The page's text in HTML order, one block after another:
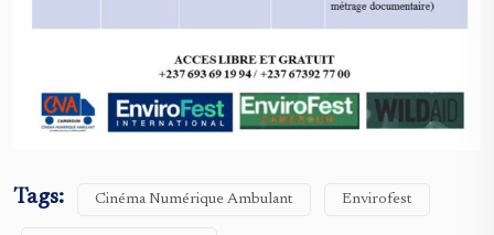
Tags: Cinéma Numérique Ambulant Envirofest